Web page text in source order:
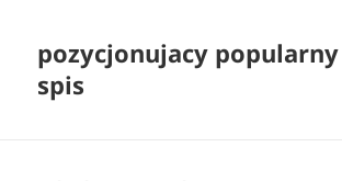
pozycjonujacy popularny
spis